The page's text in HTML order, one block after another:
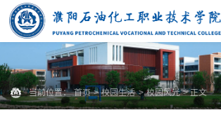
当前位置： 首页 > 校园生活 > 校园风光 > 正文